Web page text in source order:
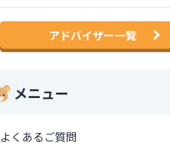
アドバイザー一覧
メニュー
よくあるご質問